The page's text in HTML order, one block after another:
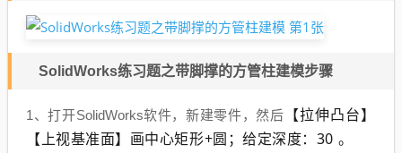
SolidWorks练习题之带脚撑的方管柱建模步骤
1、打开SolidWorks软件，新建零件，然后
【拉伸凸台】
【上视基准面】画中心矩形+圆；给定深度：30 。